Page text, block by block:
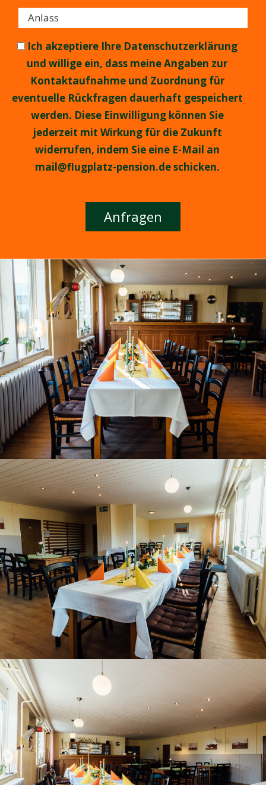
Ich akzeptiere Ihre Datenschutzerklärung
und willige ein, dass meine Angaben zur
Kontaktaufnahme und Zuordnung für
eventuelle Rückfragen dauerhaft gespeichert
werden. Diese Einwilligung können Sie
jederzeit mit Wirkung für die Zukunft
widerrufen, indem Sie eine E-Mail an
mail@flugplatz-pension.de schicken.